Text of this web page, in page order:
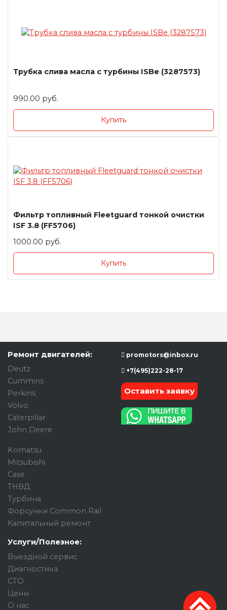
Трубка слива масла с турбины ISBe (3287573)
990.00 руб.
Купить
Фильтр топливный Fleetguard тонкой очистки
ISF 3.8 (FF5706)
1000.00 руб.
Купить
Ремонт двигателей:
Deutz
Cummins
Perkins
Volvo
Caterpillar
John Deere
Komatsu
Mitsubishi
Case
ТНВД
Турбина
Форсунки Common Rail
Капитальный ремонт
Услуги/Полезное:
Выездной сервис
Диагностика
СТО
Цены
О нас
promotors@inbox.ru
+7(495)222-28-17
Оставить заявку